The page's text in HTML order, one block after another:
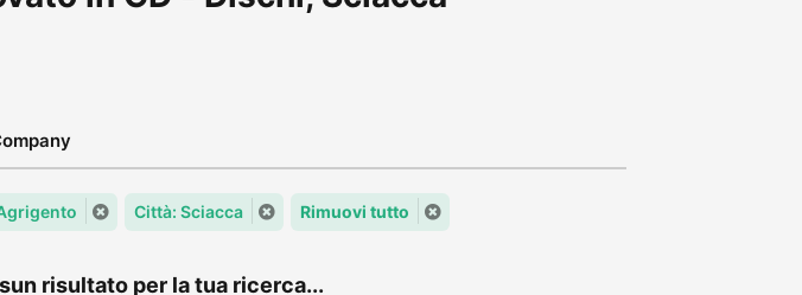
Città: Sciacca Rimuovi tutto
risultato per la tua ricerca...